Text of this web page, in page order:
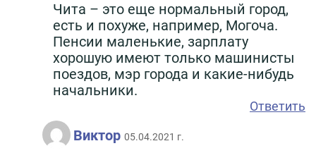
Чита – это еще нормальный город,
есть и похуже, например, Могоча.
Пенсии маленькие, зарплату
хорошую имеют только машинисты
поездов, мэр города и какие-нибудь
начальники.
Ответить
Виктор 05.04.2021 г.